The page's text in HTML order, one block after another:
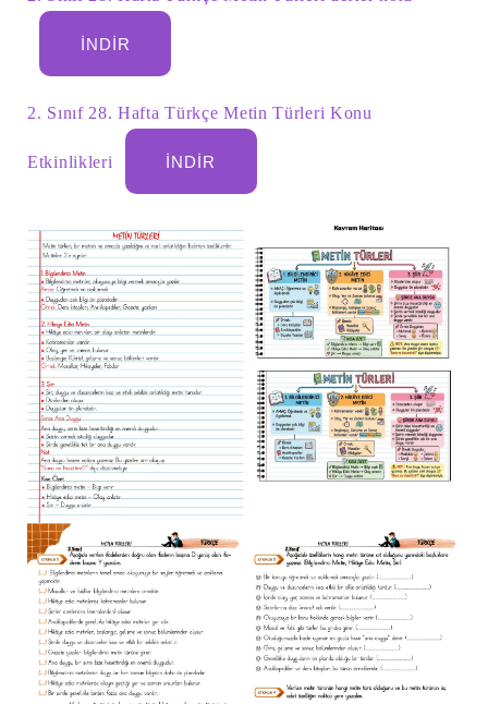
İNDIR
2. Sınıf 28. Hafta Türkçe Metin Türleri Konu
Etkinlikleri İNDIR